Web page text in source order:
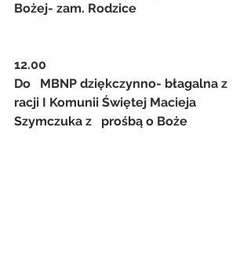
Bożej- zam. Rodzice
12.00
Do   MBNP dziękczynno- błagalna z
racji I Komunii Świętej Macieja
Szymczuka z   prośbą o Boże